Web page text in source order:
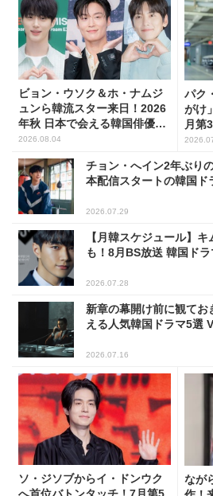
ビョン・ウソク＆ホ・ナムジ
ュンら韓流スター来日！2026
年秋 日本で会える韓国俳優10
人
2026.08.04
パク
がけ
月第
ンキ
チョン・へイン2年ぶり
本配信スタートの韓国ド
2026.07.29
【月韓スケジュール】
も！8月BS放送 韓国ド
2026.07.28
新章の幕開け前に観て
える人気韓国ドラマ5選
2026.07.16
ソ・ジソブからイ・ドンウク
なが